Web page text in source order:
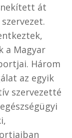
át
a Magyar
Három
az egyik
szervezetté